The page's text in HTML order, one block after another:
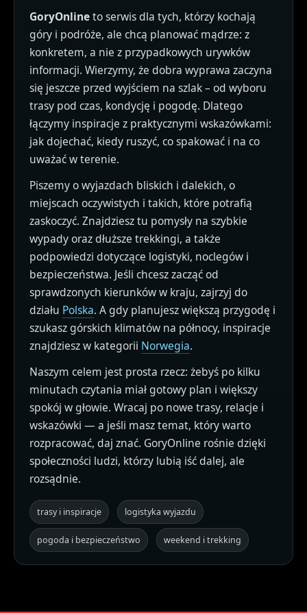
GoryOnlineto serwis dla tych, którzy kochają
góry i podróże, ale chcą planować mądrze: z
konkretem, a nie z przypadkowych urywków
informacji. Wierzymy, że dobra wyprawa zaczyna
się jeszcze przed wyjściem na szlak – od wyboru
trasy pod czas, kondycję i pogodę. Dlatego
łączymy inspiracje z praktycznymi wskazówkami:
jak dojechać, kiedy ruszyć, co spakować i na co
uważać w terenie.
Piszemy o wyjazdach bliskich i dalekich, o
miejscach oczywistych i takich, które potrafią
zaskoczyć. Znajdziesz tu pomysły na szybkie
wypady oraz dłuższe trekkingi, a także
podpowiedzi dotyczące logistyki, noclegów i
bezpieczeństwa. Jeśli chcesz zacząć od
sprawdzonych kierunków w kraju, zajrzyj do
działu Polska. A gdy planujesz większą przygodę i
szukasz górskich klimatów na północy, inspiracje
znajdziesz w kategorii Norwegia.
Naszym celem jest prosta rzecz: żebyś po kilku
minutach czytania miał gotowy plan i większy
spokój w głowie. Wracaj po nowe trasy, relacje i
wskazówki — a jeśli masz temat, który warto
rozpracować, daj znać. GoryOnline rośnie dzięki
społeczności ludzi, którzy lubią iść dalej, ale
rozsądnie.
trasy i inspiracje logistyka wyjazdu
pogoda i bezpieczeństwo weekend i trekking